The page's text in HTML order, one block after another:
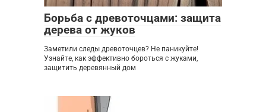
Борьба с древоточцами: защита
дерева от жуков
Заметили следы древоточцев? Не паникуйте!
Узнайте, как эффективно бороться с жуками,
защитить деревянный дом